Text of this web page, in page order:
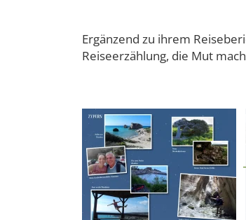
Ergänzend zu ihrem
Reiseerzählung, die Mut